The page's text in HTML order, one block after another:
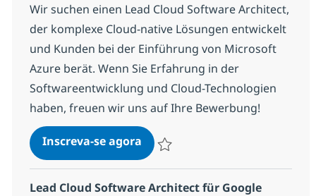
Wir suchen einen Lead Cloud Software Architect,
der komplexe Cloud-native Lösungen entwickelt
und Kunden bei der Einführung von Microsoft
Azure berät. Wenn Sie Erfahrung in der
Softwareentwicklung und Cloud-Technologien
haben, freuen wir uns auf Ihre Bewerbung!
Inscreva-se agoraLead Cloud Software
Lead Cloud Software Architect für Google